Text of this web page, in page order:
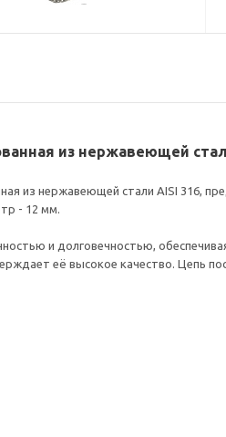
из нержавеющей
из нержавеющей стали AISI 316,
- 12 мм.
и долговечностью,
её высокое качество. Цепь